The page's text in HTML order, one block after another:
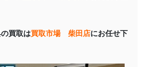
買取は買取市場 柴田店にお任せ下